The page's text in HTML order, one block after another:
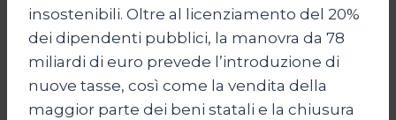
insostenibili. Oltre al licenziamento del 20%
dei dipendenti pubblici, la manovra da 78
miliardi di euro prevede l’introduzione di
nuove tasse, così come la vendita della
maggior parte dei beni statali e la chiusura